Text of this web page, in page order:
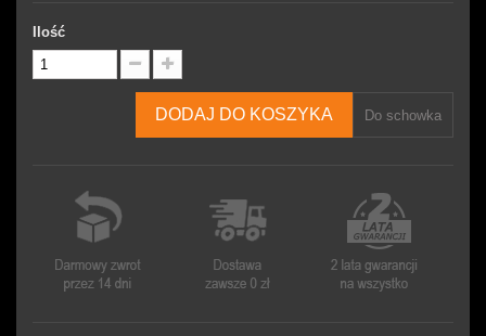
Ilość
DODAJ DO KOSZYKA Do schowka